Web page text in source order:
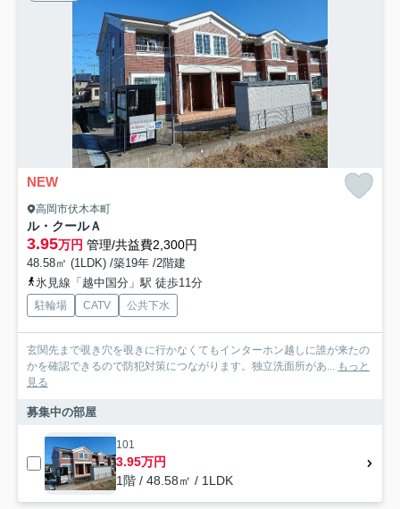
NEW
高岡市伏木本町
ル・クールＡ
3.95万円 管理/共益費2,300円
48.58㎡ (1LDK) /築19年 /2階建
氷見線「越中国分」駅 徒歩11分
駐輪場 CATV 公共下水
玄関先まで覗き穴を覗きに行かなくてもインターホン越しに誰が来たの
かを確認できるので防犯対策につながります。独立洗面所があ... もっと
見る
募集中の部屋
101
3.95万円
1階 / 48.58㎡ / 1LDK